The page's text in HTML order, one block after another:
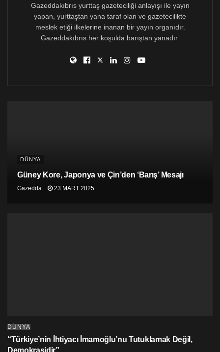
Gazeddakıbrıs yurttaş gazeteciliği anlayışı ile yayın
yapan, yurttaştan yana taraf olan ve gazetecilikte
meslek etiği ilkelerine inanan bir yayın organıdır.
Gazeddakıbrıs her koşulda barıştan yanadır.
DÜNYA
Güney Kore, Japonya ve Çin’den ‘Barış’ Mesajı
Gazedda 23 MART 2025
DÜNYA
“Türkiye’nin İhtiyacı İmamoğlu’nu Tutuklamak Değil,
Demokrasidir”